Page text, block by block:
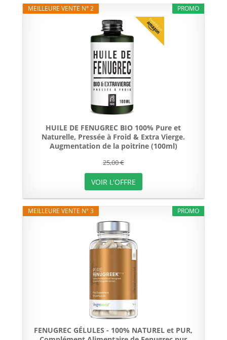
PROMO
MEILLEURE VENTE N° 2
HUILE DE FENUGREC BIO 100% Pure et
Naturelle, Pressée à Froid & Extra Vierge.
Augmentation de la poitrine (100ml)
25,00 €
VOIR L'OFFRE
PROMO
MEILLEURE VENTE N° 3
FENUGREC GÉLULES - 100% NATUREL et PUR,